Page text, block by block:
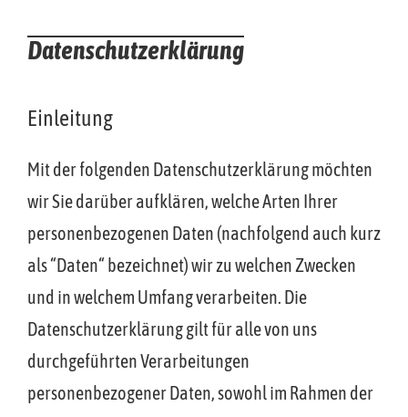
Datenschutzerklärung
Einleitung
Mit der folgenden Datenschutzerklärung möchten
wir Sie darüber aufklären, welche Arten Ihrer
personenbezogenen Daten (nachfolgend auch kurz
als “Daten“ bezeichnet) wir zu welchen Zwecken
und in welchem Umfang verarbeiten. Die
Datenschutzerklärung gilt für alle von uns
durchgeführten Verarbeitungen
personenbezogener Daten, sowohl im Rahmen der